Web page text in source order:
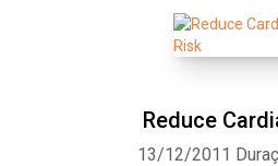
Reduce
13/12/2011